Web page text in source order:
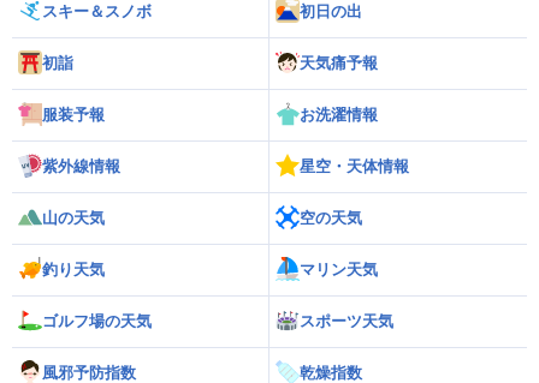
スキー＆スノボ 初日の出
初詣 天気痛予報
服装予報 お洗濯情報
紫外線情報 星空・天体情報
山の天気 空の天気
釣り天気 マリン天気
ゴルフ場の天気 スポーツ天気
風邪予防指数 乾燥指数